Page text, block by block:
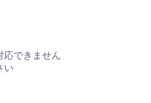
できません
い